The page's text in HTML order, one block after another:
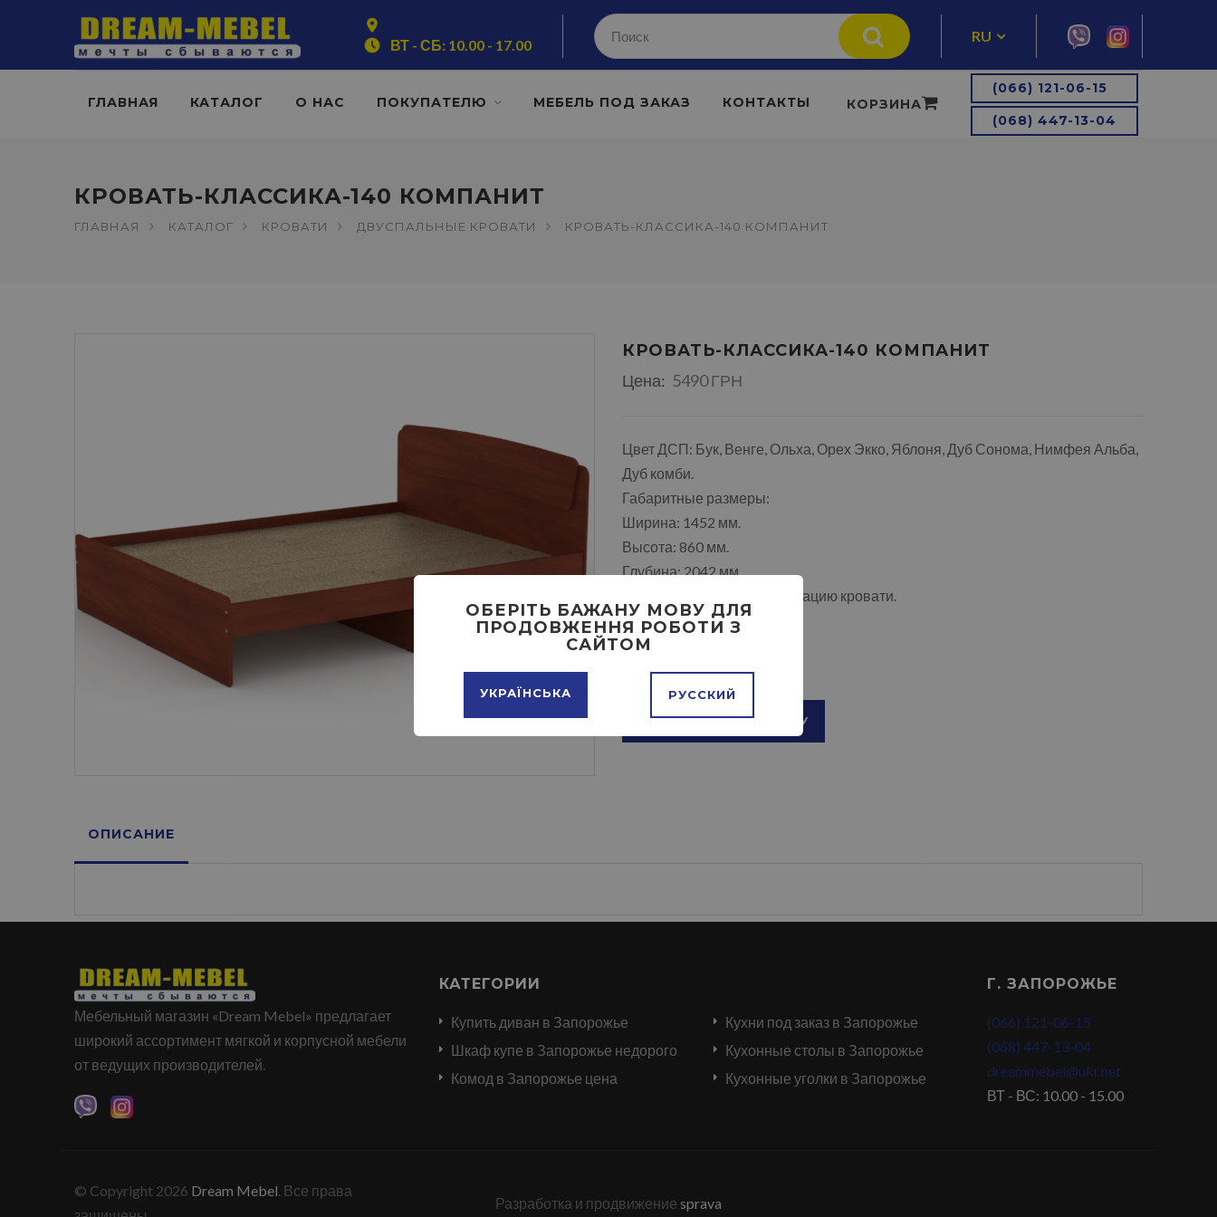
ВТ - СБ: 10.00 - 17.00
RU
ГЛАВНАЯ КАТАЛОГ О НАС ПОКУПАТЕЛЮ МЕБЕЛЬ ПОД ЗАКАЗ КОНТАКТЫ
(066) 121-06-15
(068) 447-13-04
КОРЗИНА
КРОВАТЬ-КЛАССИКА-140 КОМПАНИТ
ГЛАВНАЯ КАТАЛОГ КРОВАТИ ДВУСПАЛЬНЫЕ КРОВАТИ КРОВАТЬ-КЛАССИКА-140 КОМПАНИТ
КРОВАТЬ-КЛАССИКА-140 КОМПАНИТ
Цена: 5490 ГРН
Цвет ДСП: Бук, Венге, Ольха, Орех Экко, Яблоня, Дуб Сонома, Нимфея Альба,
Дуб комби.
Габаритные размеры:
Ширина: 1452 мм.
Высота: 860 мм.
Глубина: 2042 мм.
Ящик не входит в комплектацию кровати.
ДОБАВИТЬ В КОРЗИНУ
ОПИСАНИЕ
Мебельный магазин «Dream Mebel» предлагает
широкий ассортимент мягкой и корпусной мебели
от ведущих производителей.
КАТЕГОРИИ
Купить диван в Запорожье
Шкаф купе в Запорожье недорого
Комод в Запорожье цена
Кухни под заказ в Запорожье
Кухонные столы в Запорожье
Кухонные уголки в Запорожье
Г. ЗАПОРОЖЬЕ
(066) 121-06-15
(068) 447-13-04
dreammebel@ukr.net
ВТ - ВС: 10.00 - 15.00
© Copyright 2026 Dream Mebel. Все права
Разработка и продвижение sprava
ОБЕРІТЬ БАЖАНУ МОВУ ДЛЯ
ПРОДОВЖЕННЯ РОБОТИ З
САЙТОМ
УКРАЇНСЬКА РУССКИЙ